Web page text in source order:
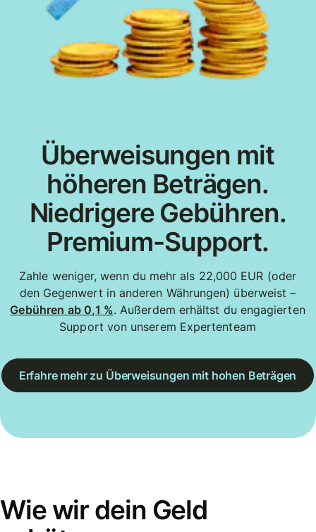
Überweisungen mit
höheren Beträgen.
Niedrigere Gebühren.
Premium-Support.
Zahle weniger, wenn du mehr als 22,000 EUR (oder
den Gegenwert in anderen Währungen) überweist –
Gebühren ab 0,1 %. Außerdem erhältst du engagierten
Support von unserem Expertenteam
Erfahre mehr zu Überweisungen mit hohen Beträgen
Wie wir dein Geld